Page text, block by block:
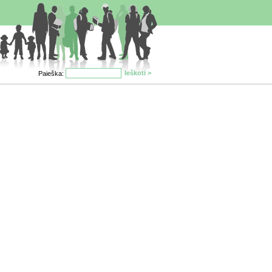
Paieška: